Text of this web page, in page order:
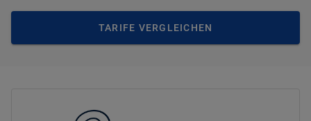
TARIFE VERGLEICHEN